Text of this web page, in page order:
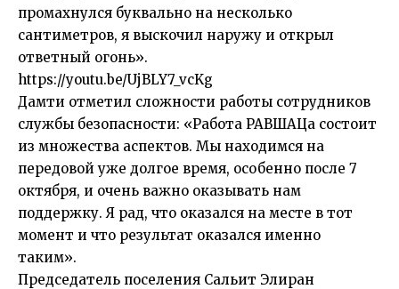
промахнулся буквально на несколько
сантиметров, я выскочил наружу и открыл
ответный огонь».
https://youtu.be/UjBLY7_vcKg
Дамти отметил сложности работы сотрудников
службы безопасности: «Работа РАВШАЦа состоит
из множества аспектов. Мы находимся на
передовой уже долгое время, особенно после 7
октября, и очень важно оказывать нам
поддержку. Я рад, что оказался на месте в тот
момент и что результат оказался именно
таким».
Председатель поселения Сальит Элиран